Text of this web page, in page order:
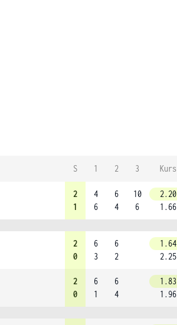
S 1 2 3 Kurs
2
1
4
6
6
4
10
6
2.20
1.66
2
0
6
3
6
2
1.64
2.25
2
0
6
1
6
4
1.83
1.96